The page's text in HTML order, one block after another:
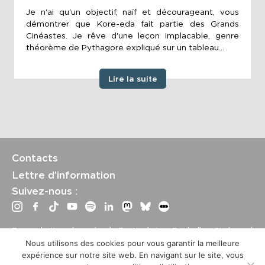
Je n'ai qu'un objectif, naïf et décourageant, vous
démontrer que Kore-eda fait partie des Grands
Cinéastes. Je rêve d'une leçon implacable, genre
théorème de Pythagore expliqué sur un tableau...
Lire la suite
Contacts
Lettre d’information
Suivez-nous :
Tous droits réservés | Festival La Rochelle Cinéma |
International Film Festival – Mentions légales –Conditions
générales de vente
Nous utilisons des cookies pour vous garantir la meilleure
expérience sur notre site web. En navigant sur le site, vous